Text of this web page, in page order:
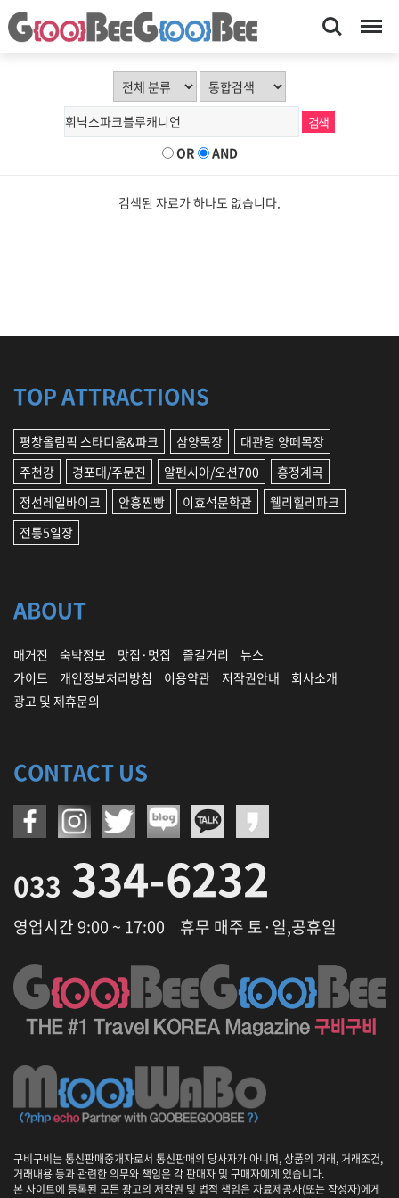
Search Menu
OR AND
검색된 자료가 하나도 없습니다.
TOP ATTRACTIONS
평창올림픽 스타디움&파크 삼양목장
대관령 양떼목장
주천강
경포대/주문진 알펜시아/오션700
흥정계곡
정선레일바이크
안흥찐빵 이효석문학관
웰리힐리파크
전통5일장
ABOUT
매거진 숙박정보 맛집·멋집 즐길거리
뉴스
가이드
개인정보처리방침 이용약관 저작권안내
회사소개
광고 및 제휴문의
CONTACT US
033 334-6232
영업시간 9:00 ~ 17:00 휴무 매주 토·일,공휴일
구비구비는 통신판매중개자로서 통신판매의 당사자가 아니며, 상품의 거래, 거래조건,
거래내용 등과 관련한 의무와 책임은 각 판매자 및 구매자에게 있습니다.
본 사이트에 등록된 모든 광고의 저작권 및 법적 책임은 자료제공사(또는 작성자)에게